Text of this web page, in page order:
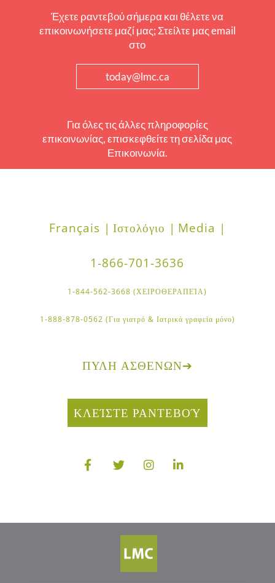
Έχετε ραντεβού σήμερα και θέλετε να
επικοινωνήσετε μαζί μας; Στείλτε μας email
στο
today@lmc.ca
Για όλες τις άλλες πληροφορίες
επικοινωνίας, επισκεφθείτε τη σελίδα μας
Επικοινωνία.
Français | Ιστολόγιο | Media |
1-866-701-3636
1-844-562-3668 (ΧΕΙΡΟΘΕΡΑΠΕΊΑ)
1-888-878-0562 (Για γιατρό & Ιατρικά γραφεία μόνο)
ΠΎΛΗ ΑΣΘΕΝΏΝ➔
ΚΛΕΊΣΤΕ ΡΑΝΤΕΒΟΎ